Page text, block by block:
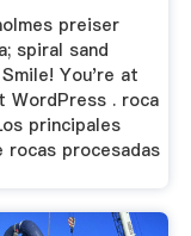
preiser
spiral sand
You're at
WordPress . roca
principales
rocas procesadas